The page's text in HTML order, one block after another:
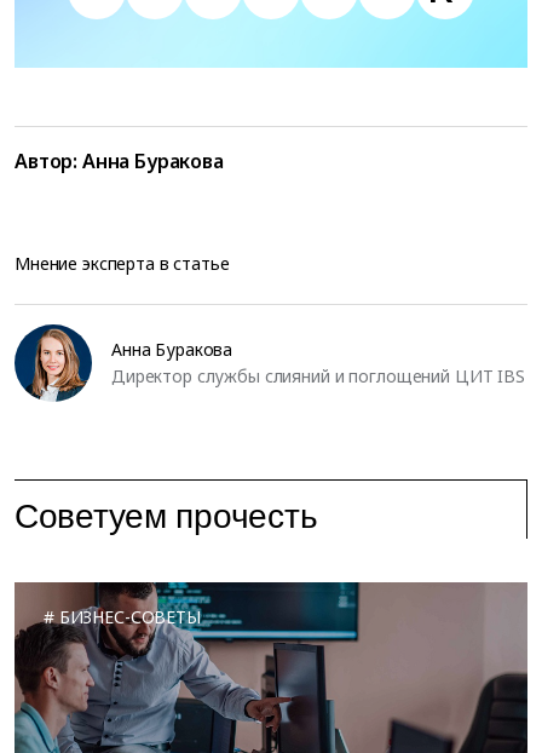
Автор: Анна Буракова
Мнение эксперта в статье
Анна Буракова
Директор службы слияний и поглощений ЦИТ IBS
Советуем прочесть
БИЗНЕС-СОВЕТЫ